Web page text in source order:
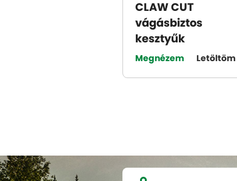
CLAW CUT
vágásbiztos
kesztyűk
Megnézem Letöltöm